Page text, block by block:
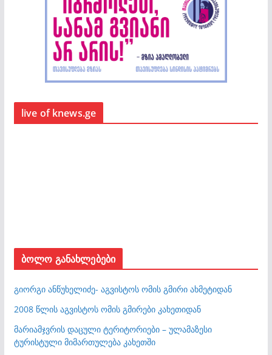
live of knews.ge
ბოლო განახლებები
გიორგი ანწუხელიძე- აგვისტოს ომის გმირი ახმეტიდან
2008 წლის აგვისტოს ომის გმირები კახეთიდან
მარიამჯვრის დაცული ტერიტორიები – ულამაზესი
ტურისტული მიმართულება კახეთში